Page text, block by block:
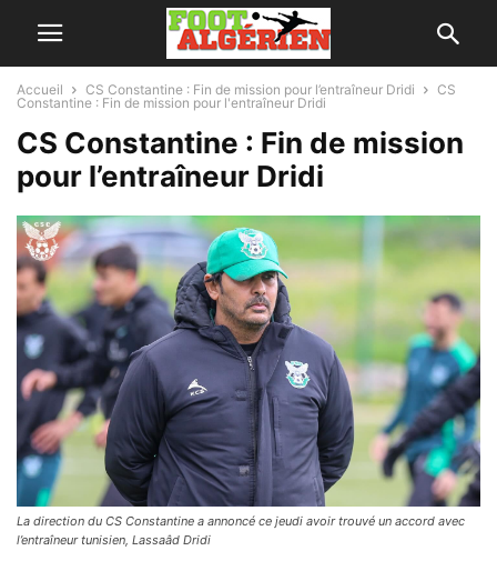
Accueil CS Constantine : Fin de mission pour l’entraîneur Dridi
CS
Constantine : Fin de mission pour l'entraîneur Dridi
CS Constantine : Fin de mission
pour l’entraîneur Dridi
La direction du CS Constantine a annoncé ce jeudi avoir trouvé un accord avec
l’entraîneur tunisien, Lassaâd Dridi